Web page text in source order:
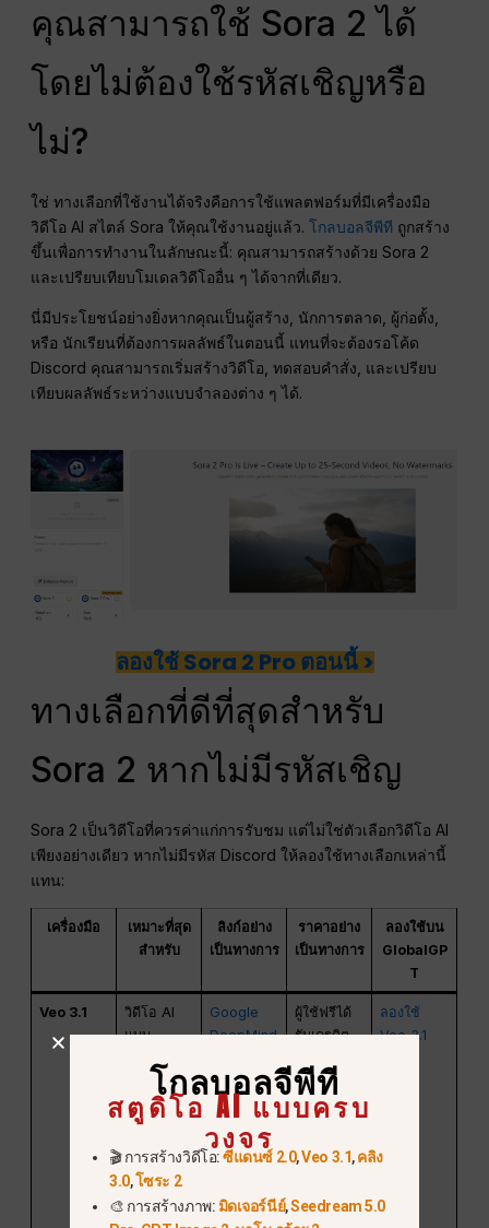
คุณสามารถใช้ Sora 2 ได้
โดยไม่ต้องใช้รหัสเชิญหรือ
ไม่?
ใช่ ทางเลือกที่ใช้งานได้จริงคือการใช้แพลตฟอร์มที่มีเครื่องมือ
วิดีโอ AI สไตล์ Sora ให้คุณใช้งานอยู่แล้ว.โกลบอลจีพีที ถูกสร้าง
ขึ้นเพื่อการทำงานในลักษณะนี้: คุณสามารถสร้างด้วย Sora 2
และเปรียบเทียบโมเดลวิดีโออื่น ๆ ได้จากที่เดียว.
นี่มีประโยชน์อย่างยิ่งหากคุณเป็นผู้สร้าง, นักการตลาด, ผู้ก่อตั้ง,
หรือ นักเรียนที่ต้องการผลลัพธ์ในตอนนี้ แทนที่จะต้องรอโค้ด
Discord คุณสามารถเริ่มสร้างวิดีโอ, ทดสอบคำสั่ง, และเปรียบ
เทียบผลลัพธ์ระหว่างแบบจำลองต่าง ๆ ได้.
ลองใช้ Sora 2 Pro ตอนนี้ >
ทางเลือกที่ดีที่สุดสำหรับ
Sora 2 หากไม่มีรหัสเชิญ
Sora 2 เป็นวิดีโอที่ควรค่าแก่การรับชม แต่ไม่ใช่ตัวเลือกวิดีโอ AI
เพียงอย่างเดียว หากไม่มีรหัส Discord ให้ลองใช้ทางเลือกเหล่านี้
แทน:
เครื่องมือ
เหมาะที่สุด
สำหรับ
ลิงก์อย่าง
เป็นทางการ
ราคาอย่าง
เป็นทางการ
ลองใช้บน
GlobalGP
T
Veo 3.1
วิดีโอ AI
แบบ
การทดสอบ
คำสั่งเพื่อ
สร้างวิดีโอ,
สร้างสรรค์
Google
DeepMind
Google
Flow
ผู้ใช้ฟรีได้
รับเครดิต
Flow 50
เครดิต/วัน
Google AI
ลองใช้
Veo 3.1
โกลบอลจีพีที
สตูดิโอ AI แบบครบ
วงจร
🎬 การสร้างวิดีโอ:ซีแดนซ์ 2.0,Veo 3.1,คลิง
3.0,โซระ 2
🎨 การสร้างภาพ: มิดเจอร์นีย์,Seedream 5.0